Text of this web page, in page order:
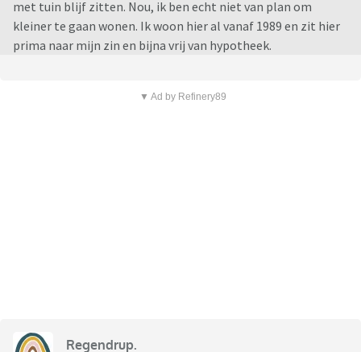
met tuin blijf zitten. Nou, ik ben echt niet van plan om
kleiner te gaan wonen. Ik woon hier al vanaf 1989 en zit hier
prima naar mijn zin en bijna vrij van hypotheek.
▼ Ad by Refinery89
Regendrup.